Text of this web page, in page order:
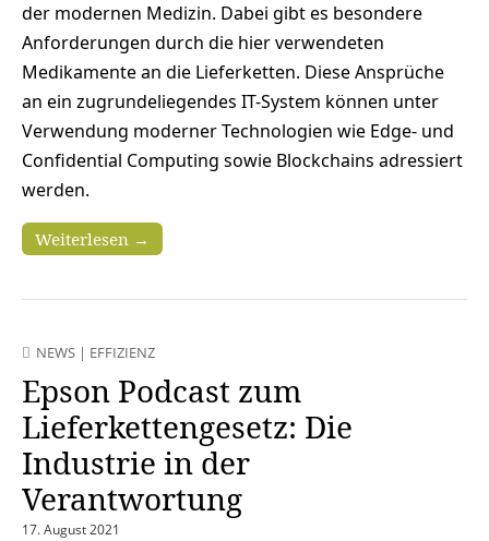
der modernen Medizin. Dabei gibt es besondere
Anforderungen durch die hier verwendeten
Medikamente an die Lieferketten. Diese Ansprüche
an ein zugrundeliegendes IT-System können unter
Verwendung moderner Technologien wie Edge- und
Confidential Computing sowie Blockchains adressiert
werden.
Weiterlesen →
NEWS | EFFIZIENZ
Epson Podcast zum
Lieferkettengesetz: Die
Industrie in der
Verantwortung
17. August 2021